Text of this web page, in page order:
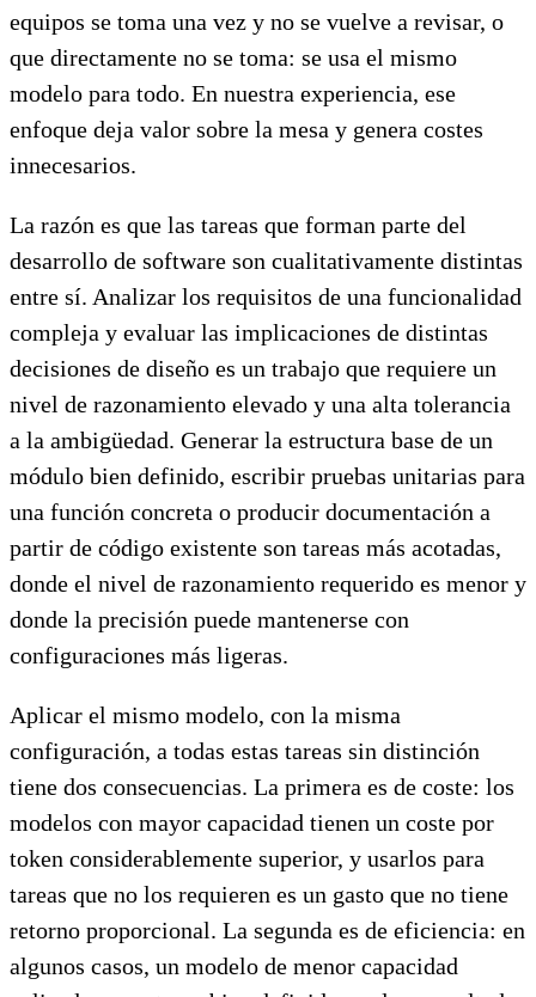
equipos se toma una vez y no se vuelve a revisar, o
que directamente no se toma: se usa el mismo
modelo para todo. En nuestra experiencia, ese
enfoque deja valor sobre la mesa y genera costes
innecesarios.
La razón es que las tareas que forman parte del
desarrollo de software son cualitativamente distintas
entre sí. Analizar los requisitos de una funcionalidad
compleja y evaluar las implicaciones de distintas
decisiones de diseño es un trabajo que requiere un
nivel de razonamiento elevado y una alta tolerancia
a la ambigüedad. Generar la estructura base de un
módulo bien definido, escribir pruebas unitarias para
una función concreta o producir documentación a
partir de código existente son tareas más acotadas,
donde el nivel de razonamiento requerido es menor y
donde la precisión puede mantenerse con
configuraciones más ligeras.
Aplicar el mismo modelo, con la misma
configuración, a todas estas tareas sin distinción
tiene dos consecuencias. La primera es de coste: los
modelos con mayor capacidad tienen un coste por
token considerablemente superior, y usarlos para
tareas que no los requieren es un gasto que no tiene
retorno proporcional. La segunda es de eficiencia: en
algunos casos, un modelo de menor capacidad